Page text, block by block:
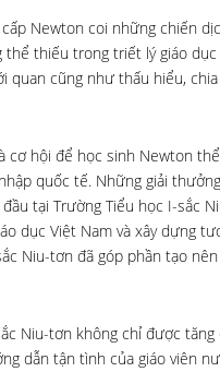
Newton coi những chiến
thiếu trong triết lý giáo dục
cũng như thấu hiểu,
hội để học sinh Newton
quốc tế. Những giải
tại Trường Tiểu học I-sắc
dục Việt Nam và xây dựng
Niu-tơn đã góp phần tạo
Niu-tơn không chỉ được
dẫn tận tình của giáo viên